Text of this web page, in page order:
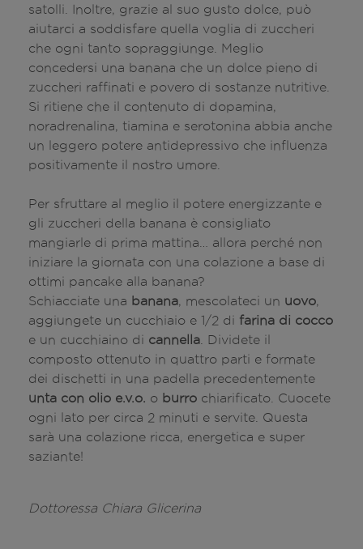
satolli. Inoltre, grazie al suo gusto dolce, può
aiutarci a soddisfare quella voglia di zuccheri
che ogni tanto sopraggiunge. Meglio
concedersi una banana che un dolce pieno di
zuccheri raffinati e povero di sostanze nutritive.
Si ritiene che il contenuto di dopamina,
noradrenalina, tiamina e serotonina abbia anche
un leggero potere antidepressivo che influenza
positivamente il nostro umore.
Per sfruttare al meglio il potere energizzante e
gli zuccheri della banana è consigliato
mangiarle di prima mattina… allora perché non
iniziare la giornata con una colazione a base di
ottimi pancake alla banana?
Schiacciate una banana , mescolateci un uovo
aggiungete un cucchiaio e 1/2 di farina di cocco
e un cucchiaino di cannella . Dividete il
composto ottenuto in quattro parti e formate
dei dischetti in una padella precedentemente
unta con olio e.v.o. o burro chiarificato. Cuocete
ogni lato per circa 2 minuti e servite. Questa
sarà una colazione ricca, energetica e super
saziante!
Dottoressa Chiara Glicerina